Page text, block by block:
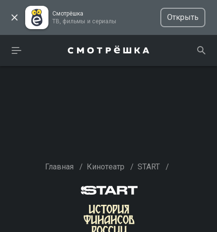
Смотрёшка
ТВ, фильмы и сериалы
Открыть
Главная / Кинотеатр / START /